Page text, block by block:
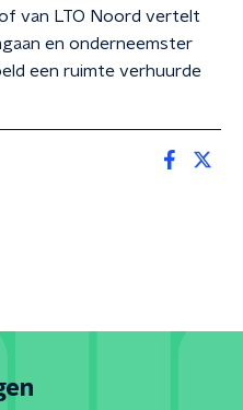
van LTO Noord vertelt
en onderneemster
een ruimte verhuurde